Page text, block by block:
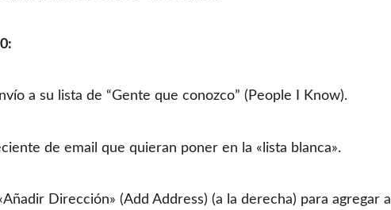
a su lista de “Gente que conozco” (People I Know).
de email que quieran poner en la «lista blanca».
Dirección» (Add Address) (a la derecha) para agregar al